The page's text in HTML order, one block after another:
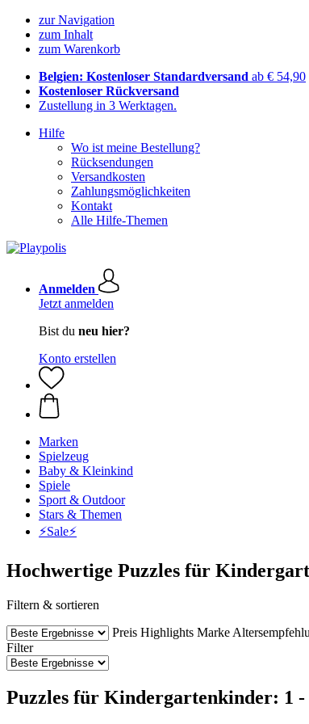
zur Navigation
zum Inhalt
zum Warenkorb
Belgien: Kostenloser Standardversand ab € 54,90
Kostenloser Rückversand
Zustellung in 3 Werktagen.
Hilfe
Wo ist meine Bestellung?
Rücksendungen
Versandkosten
Zahlungsmöglichkeiten
Kontakt
Alle Hilfe-Themen
Anmelden
Jetzt anmelden
Bist du neu hier?
Konto erstellen
Marken
Spielzeug
Baby & Kleinkind
Spiele
Sport & Outdoor
Stars & Themen
⚡️Sale⚡️
Hochwertige Puzzles für
Filtern & sortieren
Preis Highlights Marke
Filter
Puzzles für Kindergartenkinder: 1